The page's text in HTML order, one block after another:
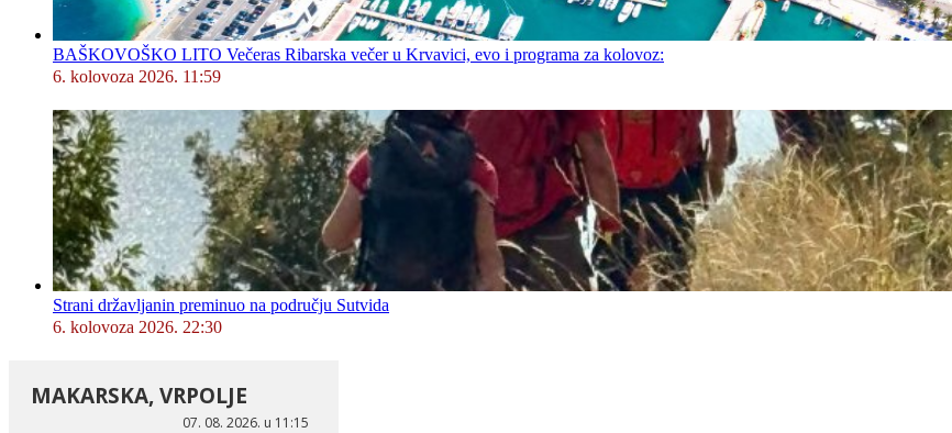
BAŠKOVOŠKO LITO Večeras Ribarska večer u Krvavici, evo i programa za kolovoz:
6. kolovoza 2026. 11:59
Strani državljanin preminuo na području Sutvida
6. kolovoza 2026. 22:30